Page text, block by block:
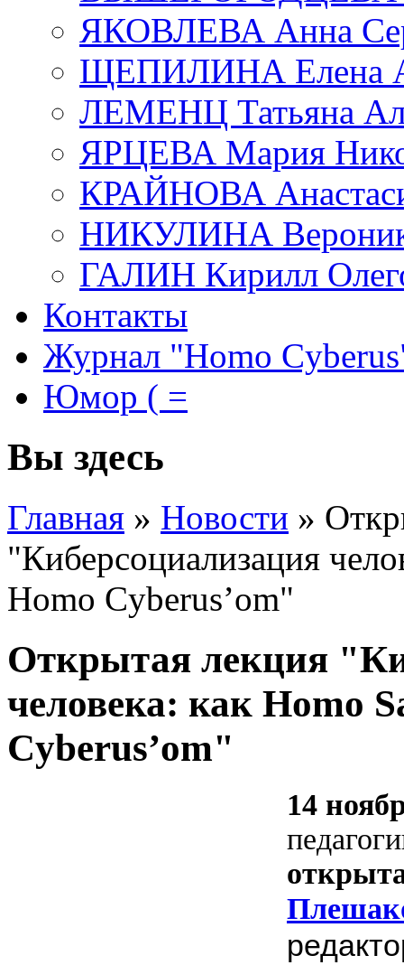
ЯКОВЛЕВА Анна
ЩЕПИЛИНА Елена
ЛЕМЕНЦ Татьяна
ЯРЦЕВА Мария
КРАЙНОВА
НИКУЛИНА
ГАЛИН Кирилл
Контакты
Журнал "Homo
Юмор ( =
Вы здесь
Главная » Новости »
"Киберсоциализация
Homo Cyberus’om"
Открытая лекция
человека: как Homo
Cyberus’om"
14